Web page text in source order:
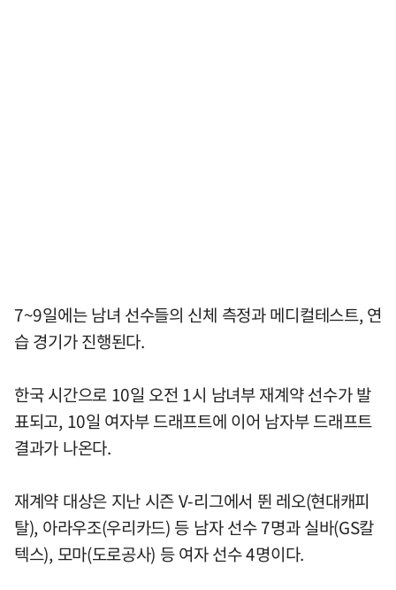
7~9일에는 남녀 선수들의 신체 측정과 메디컬테스트, 연
습 경기가 진행된다.
한국 시간으로 10일 오전 1시 남녀부 재계약 선수가 발
표되고, 10일 여자부 드래프트에 이어 남자부 드래프트
결과가 나온다.
재계약 대상은 지난 시즌 V-리그에서 뛴 레오(현대캐피
탈), 아라우조(우리카드) 등 남자 선수 7명과 실바(GS칼
텍스), 모마(도로공사) 등 여자 선수 4명이다.